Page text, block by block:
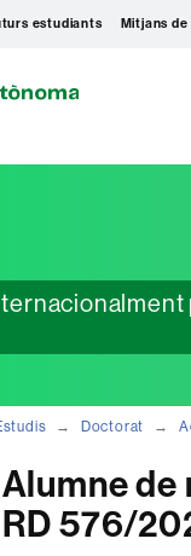
estudiants Mitjans
B
Doctorat
Alumne de
RD 576/